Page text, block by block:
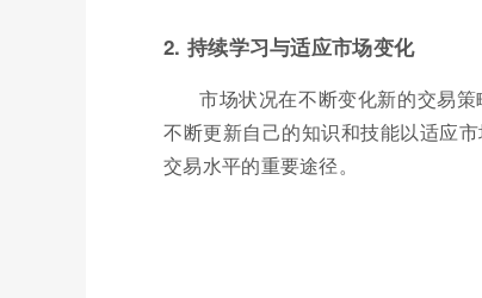
2. 持续学习与适应市场变化
市场状况在不断变化新的交易
不断更新自己的知识和技能以适应
交易水平的重要途径。